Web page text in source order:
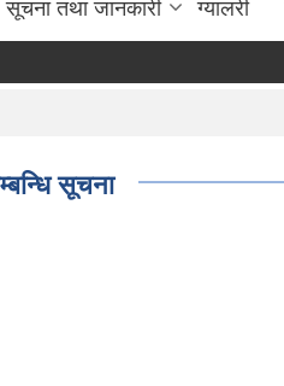
सूचना तथा जानकारी ग्यालरी
सूचना